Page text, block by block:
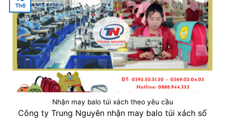
Nhận may balo túi xách theo yêu cầu
Công ty Trung Nguyên nhận may balo túi xách số
Th6